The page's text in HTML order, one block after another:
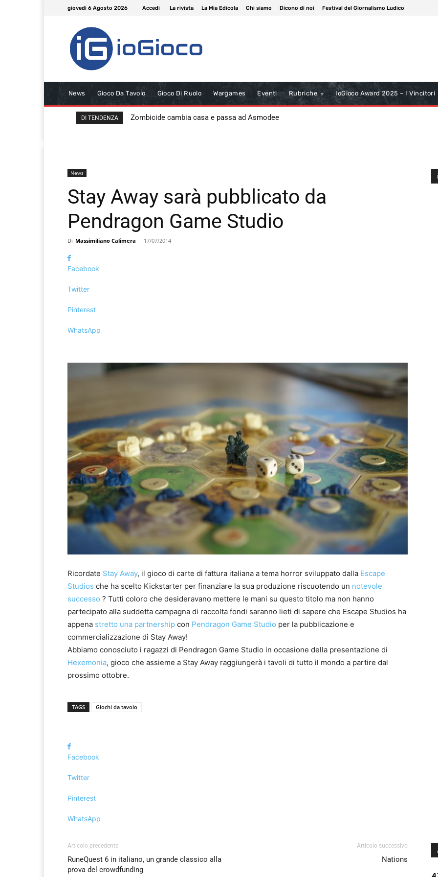
giovedì 6 Agosto 2026 Accedi La rivista La Mia Edicola Chi siamo Dicono di noi Festival del Giornalismo Ludico
News Gioco Da Tavolo Gioco Di Ruolo Wargames Eventi Rubriche IoGioco Award 2025 – I Vincitori
DI TENDENZA Zombicide cambia casa e passa ad Asmodee
News
Stay Away sarà pubblicato da
Pendragon Game Studio
Di Massimiliano Calimera - 17/07/2014
Facebook
Twitter
Pinterest
WhatsApp
Ricordate Stay Away, il gioco di carte di fattura italiana a tema horror sviluppato dalla Escape
Studios che ha scelto Kickstarter per finanziare la sua produzione riscuotendo un notevole
successo ? Tutti coloro che desideravano mettere le mani su questo titolo ma non hanno
partecipato alla suddetta campagna di raccolta fondi saranno lieti di sapere che Escape Studios ha
appena stretto una partnership con Pendragon Game Studio per la pubblicazione e
commercializzazione di Stay Away!
Abbiamo conosciuto i ragazzi di Pendragon Game Studio in occasione della presentazione di
Hexemonia, gioco che assieme a Stay Away raggiungerà i tavoli di tutto il mondo a partire dal
prossimo ottobre.
TAGS Giochi da tavolo
Facebook
Twitter
Pinterest
WhatsApp
Articolo precedente
RuneQuest 6 in italiano, un grande classico alla
prova del crowdfunding
Articolo successivo
Nations